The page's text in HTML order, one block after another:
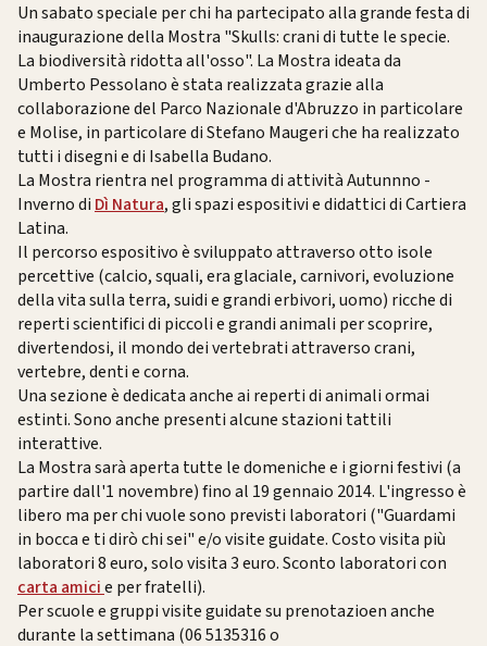
Un sabato speciale per chi ha partecipato alla grande festa di
inaugurazione della Mostra "Skulls: crani di tutte le specie.
La biodiversità ridotta all'osso". La Mostra ideata da
Umberto Pessolano è stata realizzata grazie alla
collaborazione del Parco Nazionale d'Abruzzo in particolare
e Molise, in particolare di Stefano Maugeri che ha realizzato
tutti i disegni e di Isabella Budano.
La Mostra rientra nel programma di attività Autunnno -
Inverno di Dì Natura, gli spazi espositivi e didattici di Cartiera
Latina.
Il percorso espositivo è sviluppato attraverso otto isole
percettive (calcio, squali, era glaciale, carnivori, evoluzione
della vita sulla terra, suidi e grandi erbivori, uomo) ricche di
reperti scientifici di piccoli e grandi animali per scoprire,
divertendosi, il mondo dei vertebrati attraverso crani,
vertebre, denti e corna.
Una sezione è dedicata anche ai reperti di animali ormai
estinti. Sono anche presenti alcune stazioni tattili
interattive.
La Mostra sarà aperta tutte le domeniche e i giorni festivi (a
partire dall'1 novembre) fino al 19 gennaio 2014. L'ingresso è
libero ma per chi vuole sono previsti laboratori ("Guardami
in bocca e ti dirò chi sei" e/o visite guidate. Costo visita più
laboratori 8 euro, solo visita 3 euro. Sconto laboratori con
carta amicie per fratelli).
Per scuole e gruppi visite guidate su prenotazioen anche
durante la settimana (06 5135316 o